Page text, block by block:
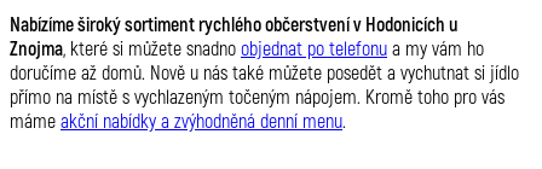
Nabízíme široký sortiment rychlého občerstvení v Hodonicích u
Znojma, které si můžete snadno objednat po telefonu a my vám ho
doručíme až domů. Nově u nás také můžete posedět a vychutnat si jídlo
přímo na místě s vychlazeným točeným nápojem. Kromě toho pro vás
máme akční nabídky a zvýhodněná denní menu.